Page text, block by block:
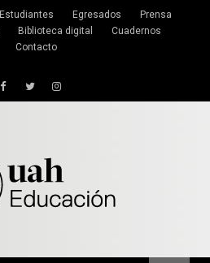
Estudiantes Egresados
Prensa
Biblioteca digital
Cuadernos
Contacto
FacebookTwitterInstagram